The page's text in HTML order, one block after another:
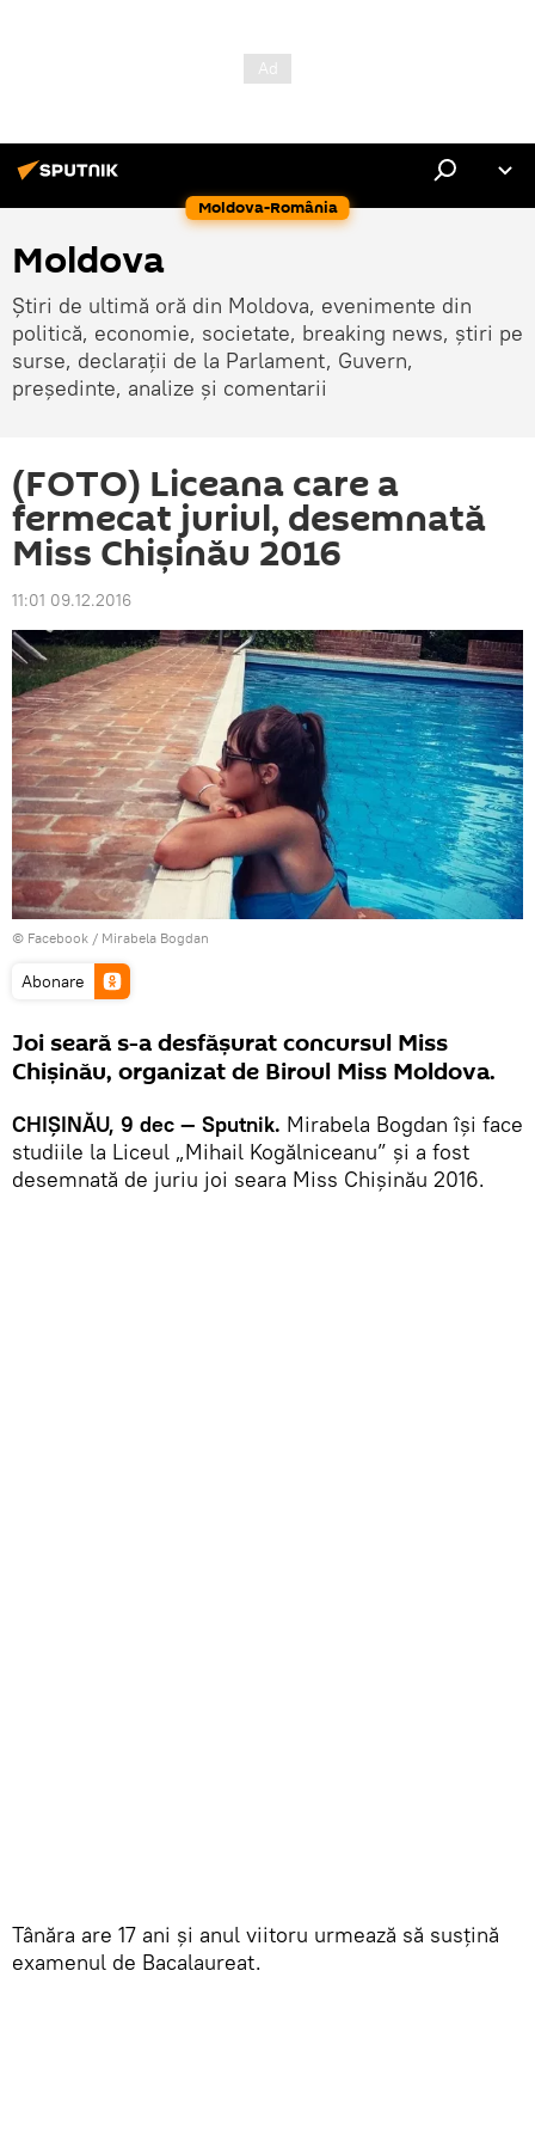
Moldova-România
Moldova
Știri de ultimă oră din Moldova, evenimente din
politică, economie, societate, breaking news, știri pe
surse, declarații de la Parlament, Guvern,
președinte, analize și comentarii
(FOTO) Liceana care a
fermecat juriul, desemnată
Miss Chișinău 2016
11:01 09.12.2016
© Facebook / Mirabela Bogdan
Abonare
Joi seară s-a desfășurat concursul Miss
Chișinău, organizat de Biroul Miss Moldova.
CHIȘINĂU, 9 dec — Sputnik. Mirabela Bogdan își face
studiile la Liceul „Mihail Kogălniceanu” și a fost
desemnată de juriu joi seara Miss Chișinău 2016.
Tânăra are 17 ani și anul viitoru urmează să susțină
examenul de Bacalaureat.